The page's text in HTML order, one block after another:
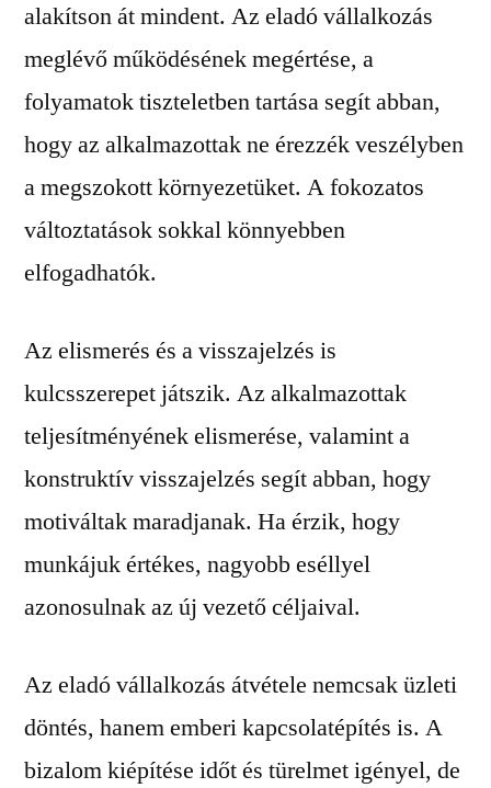
alakítson át mindent. Az eladó vállalkozás
meglévő működésének megértése, a
folyamatok tiszteletben tartása segít abban,
hogy az alkalmazottak ne érezzék veszélyben
a megszokott környezetüket. A fokozatos
változtatások sokkal könnyebben
elfogadhatók.
Az elismerés és a visszajelzés is
kulcsszerepet játszik. Az alkalmazottak
teljesítményének elismerése, valamint a
konstruktív visszajelzés segít abban, hogy
motiváltak maradjanak. Ha érzik, hogy
munkájuk értékes, nagyobb eséllyel
azonosulnak az új vezető céljaival.
Az eladó vállalkozás átvétele nemcsak üzleti
döntés, hanem emberi kapcsolatépítés is. A
bizalom kiépítése időt és türelmet igényel, de